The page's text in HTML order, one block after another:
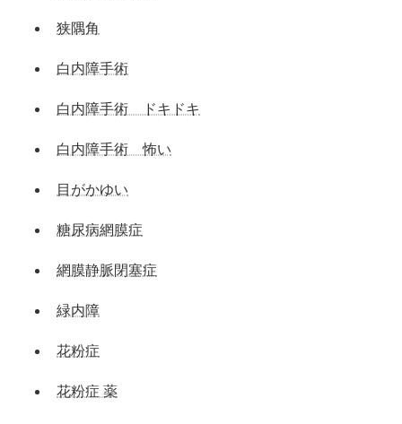
狭隅角
白内障手術
白内障手術 ドキドキ
白内障手術 怖い
目がかゆい
糖尿病網膜症
網膜静脈閉塞症
緑内障
花粉症
花粉症 薬